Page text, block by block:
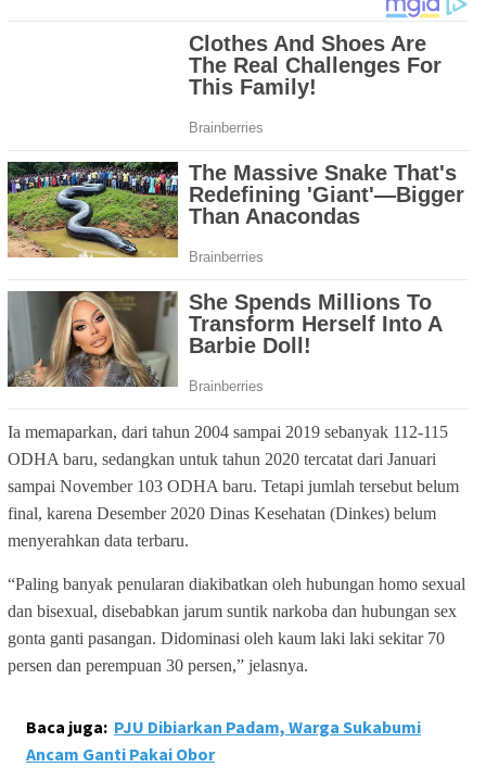
Ia memaparkan, dari tahun 2004 sampai 2019 sebanyak 112-115
ODHA baru, sedangkan untuk tahun 2020 tercatat dari Januari
sampai November 103 ODHA baru. Tetapi jumlah tersebut belum
final, karena Desember 2020 Dinas Kesehatan (Dinkes) belum
menyerahkan data terbaru.
“Paling banyak penularan diakibatkan oleh hubungan homo sexual
dan bisexual, disebabkan jarum suntik narkoba dan hubungan sex
gonta ganti pasangan. Didominasi oleh kaum laki laki sekitar 70
persen dan perempuan 30 persen,” jelasnya.
Baca juga: PJU Dibiarkan Padam, Warga Sukabumi
Ancam Ganti Pakai Obor